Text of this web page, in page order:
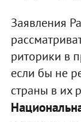
Заявления
риторики в
если бы не
страны в их